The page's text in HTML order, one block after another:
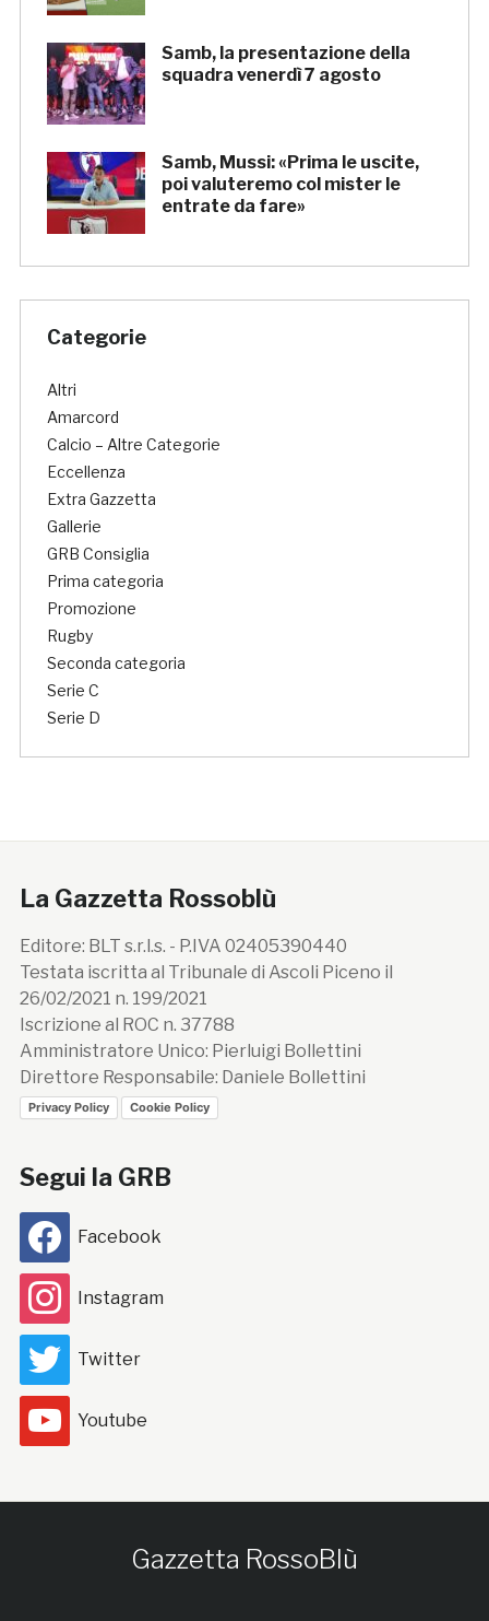
Samb, la presentazione della
squadra venerdì 7 agosto
Samb, Mussi: «Prima le uscite,
poi valuteremo col mister le
entrate da fare»
Categorie
Altri
Amarcord
Calcio – Altre Categorie
Eccellenza
Extra Gazzetta
Gallerie
GRB Consiglia
Prima categoria
Promozione
Rugby
Seconda categoria
Serie C
Serie D
La Gazzetta Rossoblù
Editore: BLT s.r.l.s. - P.IVA 02405390440
Testata iscritta al Tribunale di Ascoli Piceno il
26/02/2021 n. 199/2021
Iscrizione al ROC n. 37788
Amministratore Unico: Pierluigi Bollettini
Direttore Responsabile: Daniele Bollettini
Privacy Policy Cookie Policy
Segui la GRB
Facebook
Instagram
Twitter
Youtube
Gazzetta RossoBlù